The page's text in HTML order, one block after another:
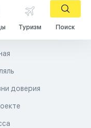
Туризм Поиск
доверия